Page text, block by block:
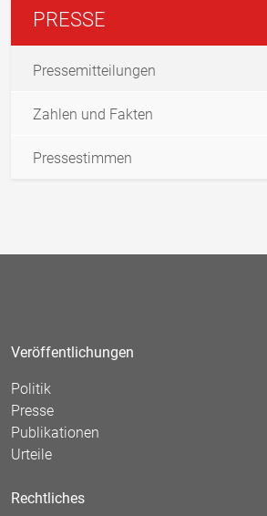
PRESSE
Pressemitteilungen
Zahlen und Fakten
Pressestimmen
Veröffentlichungen
Politik
Presse
Publikationen
Urteile
Rechtliches